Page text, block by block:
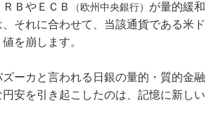
ＢやＥＣＢ （欧州中央銀行） が量的緩和
それに合わせて、当該通貨である米ド
を崩します。
ーカと言われる日銀の量的・質的金融
安を引き起こしたのは、記憶に新しい